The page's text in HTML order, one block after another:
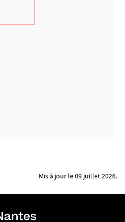
Mis à jour le 09 juillet 2026.